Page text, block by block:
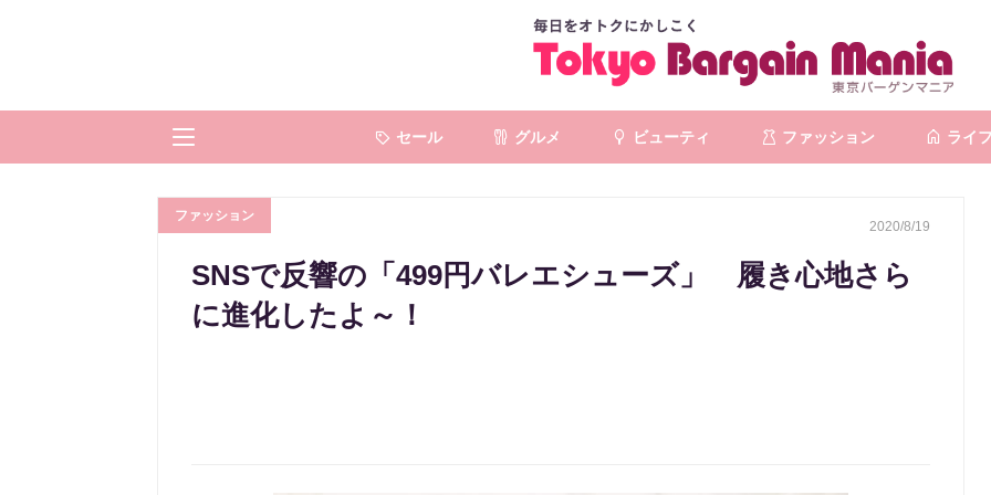
セール グルメ ビューティ ファッション ライフ
ファッション
2020/8/19
SNSで反響の「499円バレエシューズ」 履き心地さら
に進化したよ～！